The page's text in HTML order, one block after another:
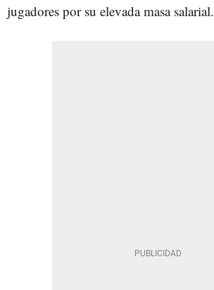
jugadores por su elevada masa salarial.